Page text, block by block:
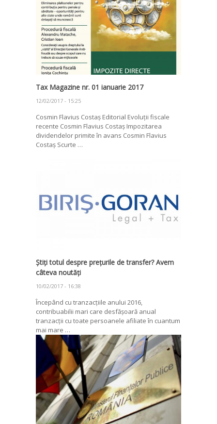
Tax Magazine nr. 01 ianuarie 2017
12/02/2017 - 15:25
Cosmin Flavius Costaș Editorial Evoluții fiscale
recente Cosmin Flavius Costaș Impozitarea
dividendelor primite în avans Cosmin Flavius
Costaș Scurte …
Știți totul despre prețurile de transfer? Avem
câteva noutăți
10/02/2017 - 16:38
Începând cu tranzacțiile anului 2016,
contribuabilii mari care desfășoară anual
tranzacții cu toate persoanele afiliate în cuantum
mai mare …